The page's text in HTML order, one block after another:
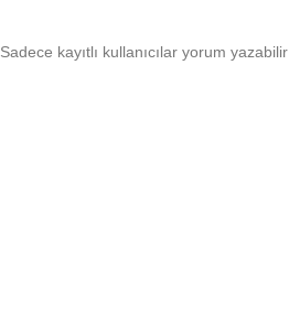
Sadece kayıtlı kullanıcılar yorum yazabilir